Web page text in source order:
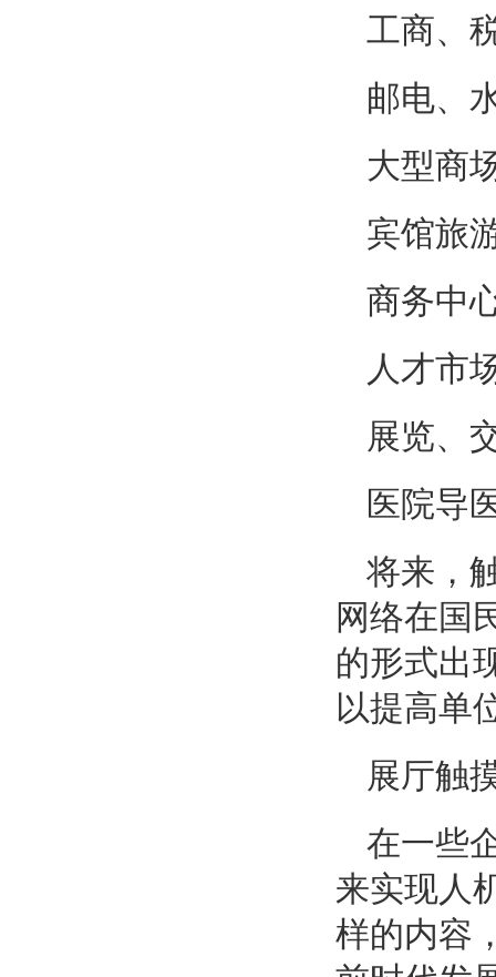
工商、
邮电、
大型商
宾馆旅
商务中
人才市
展览、
医院导
将来，
网络在国
的形式出
以提高单
展厅触
在一些
来实现人
样的内容